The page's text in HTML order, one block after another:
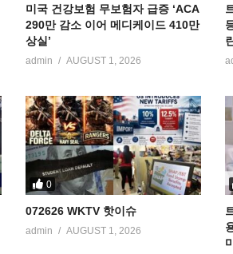
미국 건강보험 무보험자 급증 ‘ACA
290만 감소 이어 메디케이드 410만
상실’
admin AUGUST 1, 2026
0
072626 WKTV 핫이슈
admin AUGUST 1, 2026